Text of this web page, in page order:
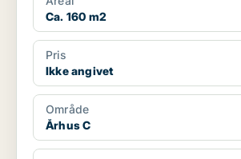
Ca. 160 m2
Pris
Ikke angivet
Område
Århus C